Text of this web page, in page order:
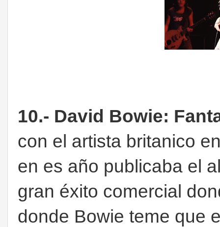
10.- David Bowie:
con el artista britanico
en es año publicaba el
gran éxito comercial
donde Bowie teme que